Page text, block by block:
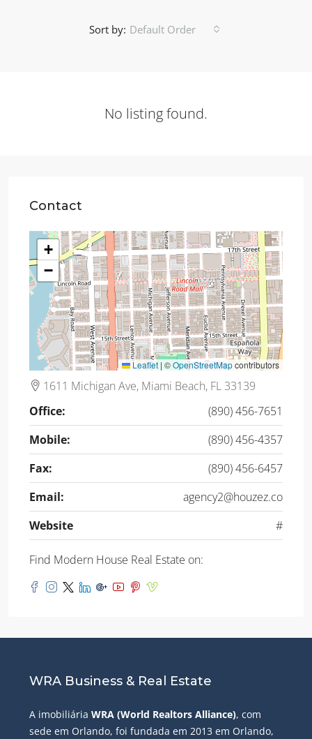
Sort by: Default Order
No listing found.
Contact
+
−
Leaflet | ©OpenStreetMapcontributors
1611 Michigan Ave, Miami Beach, FL 33139
Office:
(890) 456-7651
Mobile:
(890) 456-4357
Fax:
(890) 456-6457
Email:
agency2@houzez.co
Website
#
Find Modern House Real Estate on:
WRA Business & Real Estate
A imobiliária WRA (World Realtors Alliance), com
sede em Orlando, foi fundada em 2013 em Orlando,